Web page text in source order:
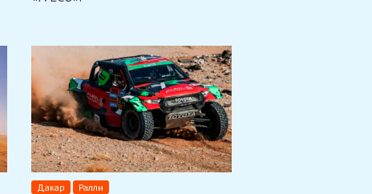
Дакар Ралли